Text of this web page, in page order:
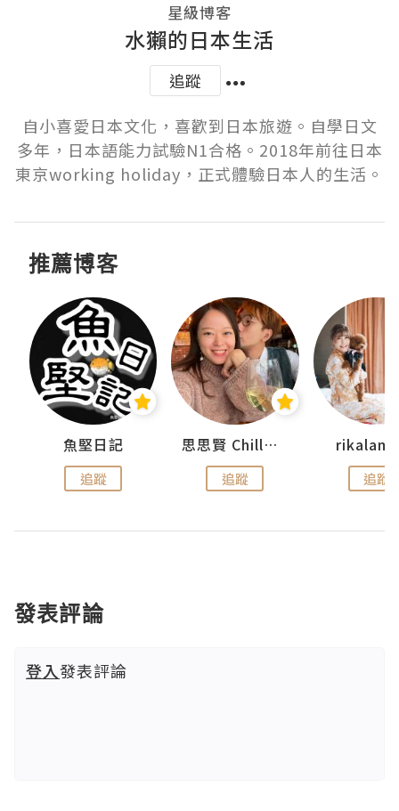
星級博客
水獺的日本生活
追蹤
自小喜愛日本文化，喜歡到日本旅遊。自學日文
多年，日本語能力試驗N1合格。2018年前往日本
東京working holiday，正式體驗日本人的生活。
推薦博客
魚堅日記
追蹤
思思賢 ChillMyBabe
追蹤 追蹤
發表評論
登入發表評論